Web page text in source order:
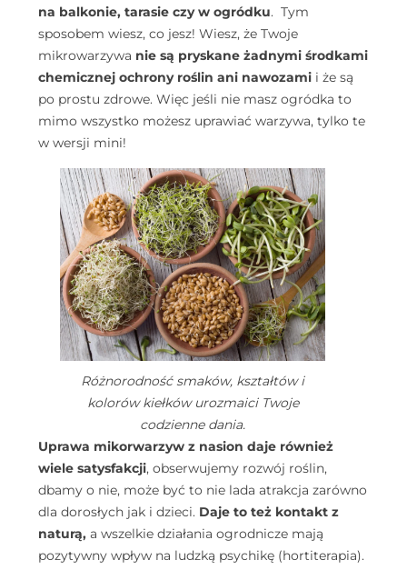
na balkonie, tarasie czy w ogródku. Tym
sposobem wiesz, co jesz! Wiesz, że Twoje
mikrowarzywa nie są pryskane żadnymi środkami
chemicznej ochrony roślin ani nawozami i że są
po prostu zdrowe. Więc jeśli nie masz ogródka to
mimo wszystko możesz uprawiać warzywa, tylko te
w wersji mini!
Różnorodność smaków, kształtów i
kolorów kiełków urozmaici Twoje
codzienne dania.
Uprawa mikorwarzyw z nasion daje również
wiele satysfakcji, obserwujemy rozwój roślin,
dbamy o nie, może być to nie lada atrakcja zarówno
dla dorosłych jak i dzieci. Daje to też kontakt z
naturą, a wszelkie działania ogrodnicze mają
pozytywny wpływ na ludzką psychikę (hortiterapia).